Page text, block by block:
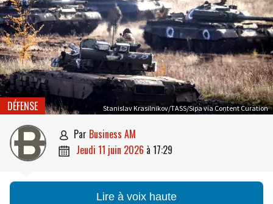
Stanislav Krasilnikov/TASS/Sipa via Content Curation
DÉFENSE
 par Business AM
 jeudi 11 juin 2026 à 17:29
Lire à voix haute